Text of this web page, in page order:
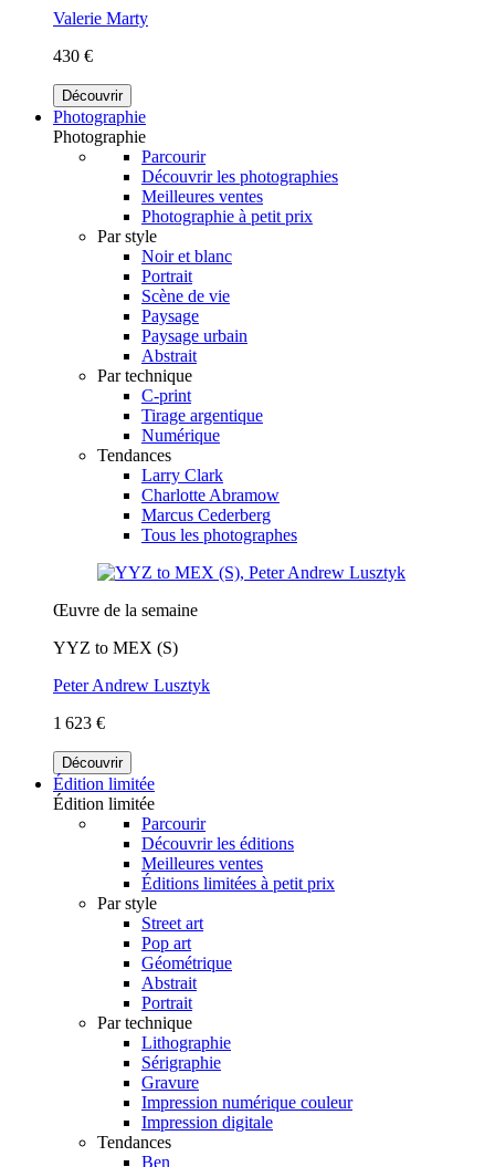
Valerie Marty
430 €
Découvrir
Photographie
Photographie
Parcourir
Découvrir les photographies
Meilleures ventes
Photographie à petit prix
Par style
Noir et blanc
Portrait
Scène de vie
Paysage
Paysage urbain
Abstrait
Par technique
C-print
Tirage argentique
Numérique
Tendances
Larry Clark
Charlotte Abramow
Marcus Cederberg
Tous les photographes
Œuvre de la semaine
YYZ to MEX (S)
Peter Andrew Lusztyk
1 623 €
Découvrir
Édition limitée
Édition limitée
Parcourir
Découvrir les éditions
Meilleures ventes
Éditions limitées à petit prix
Par style
Street art
Pop art
Géométrique
Abstrait
Portrait
Par technique
Lithographie
Sérigraphie
Gravure
Impression numérique couleur
Impression digitale
Tendances
Ben